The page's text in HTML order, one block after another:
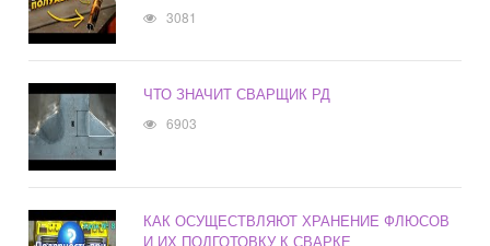
3081
ЧТО ЗНАЧИТ СВАРЩИК РД
6903
КАК ОСУЩЕСТВЛЯЮТ ХРАНЕНИЕ ФЛЮСОВ
И ИХ ПОДГОТОВКУ К СВАРКЕ